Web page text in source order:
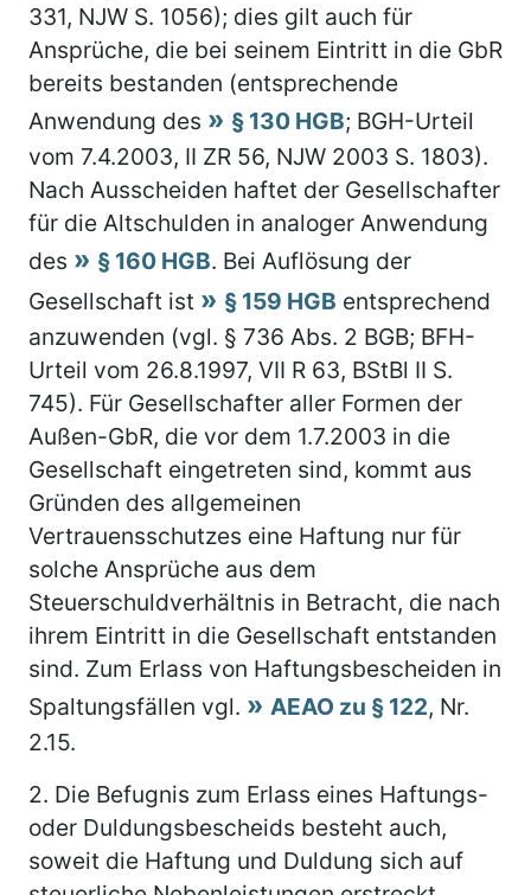
331, NJW S. 1056); dies gilt auch für
Ansprüche, die bei seinem Eintritt in die GbR
bereits bestanden (entsprechende
Anwendung des
§ 130 HGB; BGH-Urteil
vom 7.4.2003, II ZR 56, NJW 2003 S. 1803).
Nach Ausscheiden haftet der Gesellschafter
für die Altschulden in analoger Anwendung
des
§ 160 HGB. Bei Auflösung der
Gesellschaft ist
§ 159 HGB entsprechend
anzuwenden (vgl. § 736 Abs. 2 BGB; BFH-
Urteil vom 26.8.1997, VII R 63, BStBl II S.
745). Für Gesellschafter aller Formen der
Außen-GbR, die vor dem 1.7.2003 in die
Gesellschaft eingetreten sind, kommt aus
Gründen des allgemeinen
Vertrauensschutzes eine Haftung nur für
solche Ansprüche aus dem
Steuerschuldverhältnis in Betracht, die nach
ihrem Eintritt in die Gesellschaft entstanden
sind. Zum Erlass von Haftungsbescheiden in
Spaltungsfällen vgl.
AEAO zu § 122, Nr.
2.15.
2. Die Befugnis zum Erlass eines Haftungs-
oder Duldungsbescheids besteht auch,
soweit die Haftung und Duldung sich auf